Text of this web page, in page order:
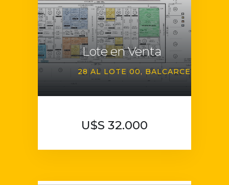
Lote en Venta
28 AL LOTE 00 BALCARCE
U$S 32.000